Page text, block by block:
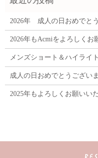
2026年 成人の日おめでと
2026年もAcmiをよろしくお
メンズショート＆ハイライ
成人の日おめでとうござい
2025年もよろしくお願いい